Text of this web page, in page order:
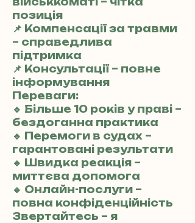
позиція
📌 Компенсації за травми
– справедлива
підтримка
📌 Консультації – повне
інформування
Переваги:
🔹 Більше 10 років у праві –
бездоганна практика
🔹 Перемоги в судах –
гарантовані результати
🔹 Швидка реакція –
миттєва допомога
🔹 Онлайн-послуги –
повна конфіденційність
Звертайтесь – я